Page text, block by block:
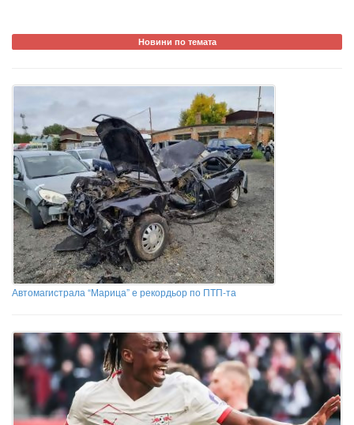
Новини по темата
Автомагистрала “Марица” е рекордьор по ПТП-та